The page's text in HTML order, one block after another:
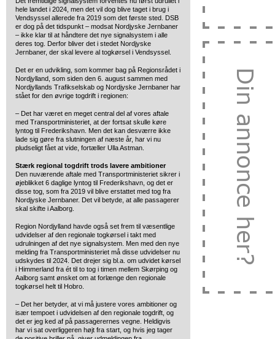
hele landet i 2024, men det vil dog blive taget i brug i
Vendsyssel allerede fra 2019 som det første sted. DSB
er dog på det tidspunkt – modsat Nordjyske Jernbaner
– ikke klar til at håndtere det nye signalsystem i alle
deres tog. Derfor bliver det i stedet Nordjyske
Jernbaner, der skal levere al togkørsel i Vendsyssel.
Det er en udvikling, som kommer bag på Regionsrådet i
Nordjylland, som siden den 6. august sammen med
Nordjyllands Trafikselskab og Nordjyske Jernbaner har
stået for den øvrige togdrift i regionen:
– Det har været en meget central del af vores aftale
med Transportministeriet, at der fortsat skulle køre
lyntog til Frederikshavn. Men det kan desværre ikke
lade sig gøre fra slutningen af næste år, har vi nu
pludseligt fået at vide, fortæller Ulla Astman.
Stærk regional togdrift trods lavere ambitioner
Den nuværende aftale med Transportministeriet sikrer i
øjeblikket 6 daglige lyntog til Frederikshavn, og det er
disse tog, som fra 2019 vil blive erstattet med tog fra
Nordjyske Jernbaner. Det vil betyde, at alle passagerer
skal skifte i Aalborg.
Region Nordjylland havde også set frem til væsentlige
udvidelser af den regionale togkørsel i takt med
udrulningen af det nye signalsystem. Men med den nye
melding fra Transportministeriet må disse udvidelser nu
udskydes til 2024. Det drejer sig bl.a. om udvidet kørsel
i Himmerland fra ét til to tog i timen mellem Skørping og
Aalborg samt ønsket om at forlænge den regionale
togkørsel helt til Hobro.
– Det her betyder, at vi må justere vores ambitioner og
især tempoet i udvidelsen af den regionale togdrift, og
det er jeg ked af på passagerernes vegne. Heldigvis
har vi sat overliggeren højt fra start, og hvis jeg tager